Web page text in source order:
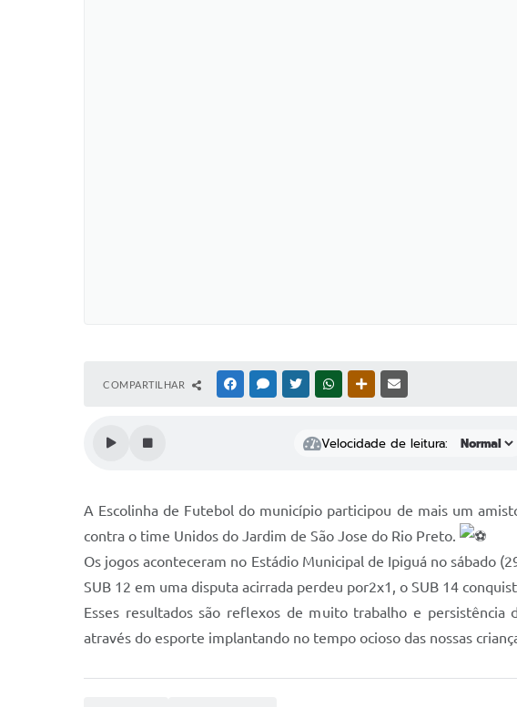
COMPARTILHAR FACEBOOKMESSENGER
TWITTERWHATSAPPOUTRAS MÍDIAS
Velocidade de leitura:
A Escolinha de Futebol do município participou de mais um
contra o time Unidos do Jardim de São Jose do Rio Preto.
Os jogos aconteceram no Estádio Municipal de Ipiguá no sábado
SUB 12 em uma disputa acirrada perdeu por2x1, o SUB 14
Esses resultados são reflexos de muito trabalho e
através do esporte implantando no tempo ocioso das nossas